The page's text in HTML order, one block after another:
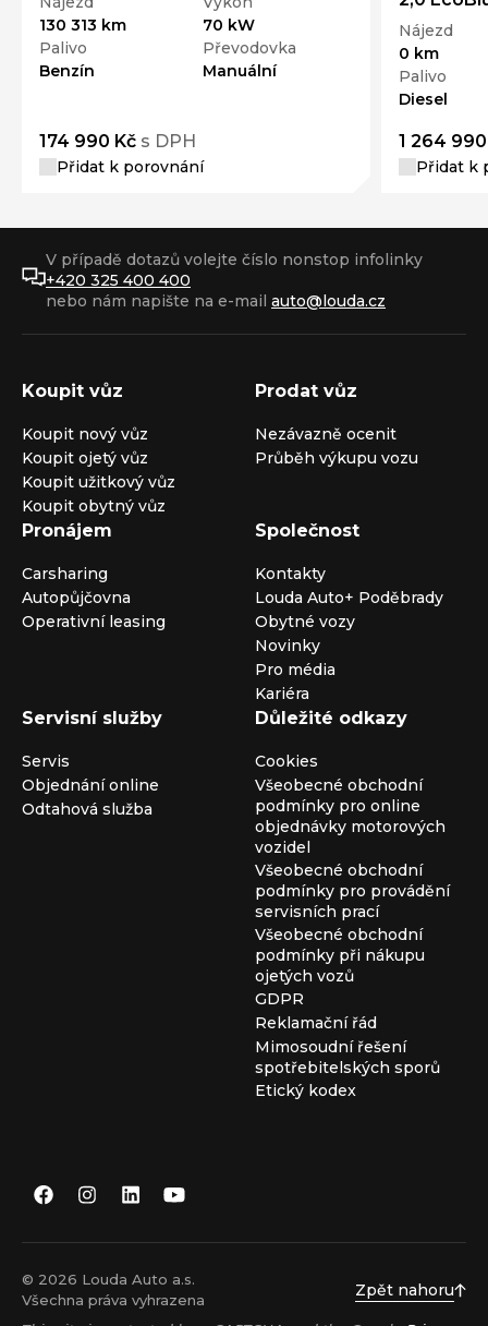
130 313 km
70 kW
Palivo
Benzín
Převodovka
Manuální
174 990 Kč s DPH
Přidat k porovnání
Nájezd
0 km
Palivo
Diesel
1 264
Přidat k
V případě dotazů volejte číslo nonstop infolinky
+420 325 400 400
nebo nám napište na e-mail auto@louda.cz
Koupit vůz
Koupit nový vůz
Koupit ojetý vůz
Koupit užitkový vůz
Koupit obytný vůz
Prodat vůz
Nezávazně ocenit
Průběh výkupu vozu
Pronájem
Carsharing
Autopůjčovna
Operativní leasing
Společnost
Kontakty
Louda Auto+ Poděbrady
Obytné vozy
Novinky
Pro média
Kariéra
Servisní služby
Servis
Objednání online
Odtahová služba
Důležité odkazy
Cookies
Všeobecné obchodní
podmínky pro online
objednávky motorových
vozidel
Všeobecné obchodní
podmínky pro provádění
servisních prací
Všeobecné obchodní
podmínky při nákupu
ojetých vozů
GDPR
Reklamační řád
Mimosoudní řešení
spotřebitelských sporů
Etický kodex
© 2026 Louda Auto a.s.
Všechna práva vyhrazena
Zpět nahoru